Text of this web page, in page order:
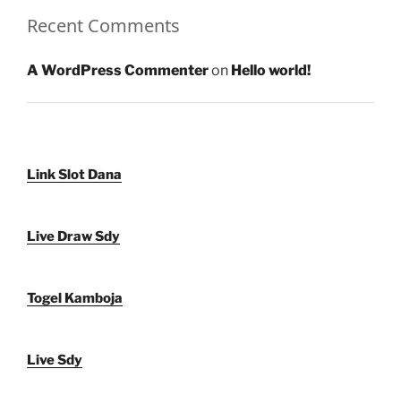
Recent Comments
A WordPress Commenteron Hello world!
Link Slot Dana
Live Draw Sdy
Togel Kamboja
Live Sdy